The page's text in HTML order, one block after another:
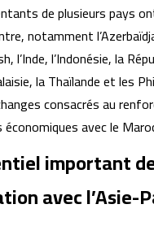
de plusieurs pays
notamment
l’Inde, l’Indonésie, la
la Thaïlande et les
consacrés au
avec le
important
avec l’Asie-